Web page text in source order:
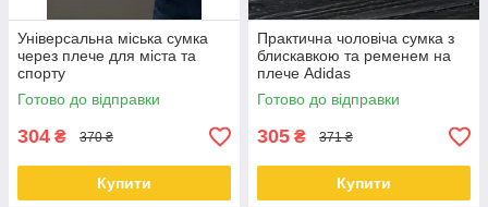
Універсальна міська сумка
через плече для міста та
спорту
Готово до відправки
304 ₴ 370 ₴
Купити
Практична чоловіча сумка з
блискавкою та ременем на
плече Adidas
Готово до відправки
305 ₴ 371 ₴
Купити